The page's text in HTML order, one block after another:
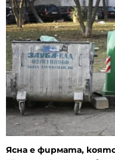
Ясна е фирмата,